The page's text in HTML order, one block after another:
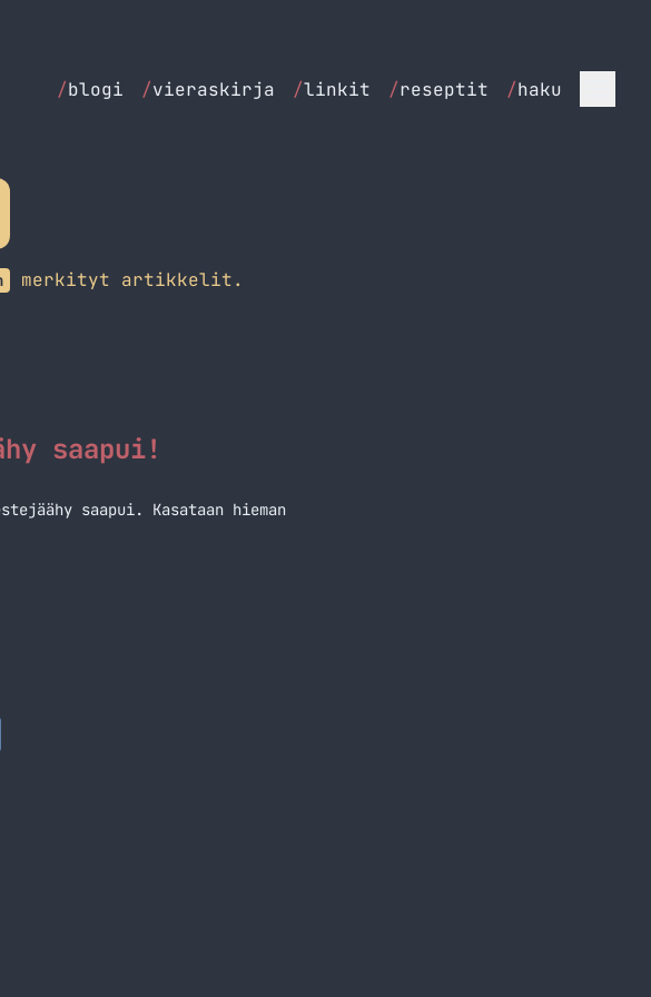
/blogi /vieraskirja /linkit /reseptit /haku
merkityt artikkelit.
saapui!
saapui. Kasataan hieman